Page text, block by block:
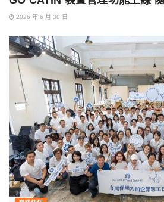
2026 年 6 月 30 日